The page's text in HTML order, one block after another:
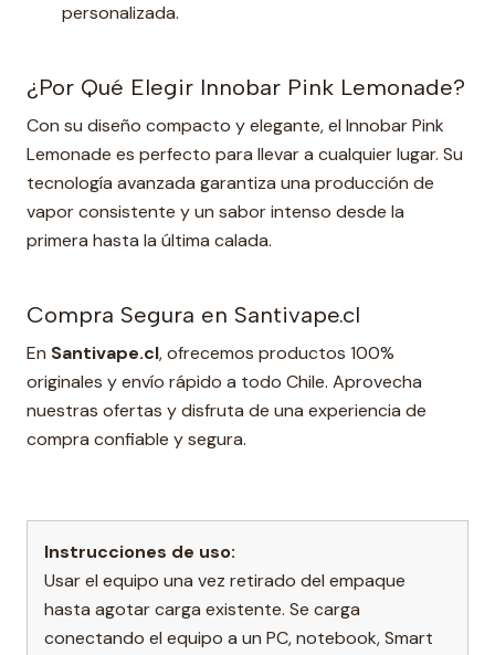
personalizada.
¿Por Qué Elegir Innobar Pink Lemonade?
Con su diseño compacto y elegante, el Innobar Pink
Lemonade es perfecto para llevar a cualquier lugar. Su
tecnología avanzada garantiza una producción de
vapor consistente y un sabor intenso desde la
primera hasta la última calada.
Compra Segura en Santivape.cl
En Santivape.cl, ofrecemos productos 100%
originales y envío rápido a todo Chile. Aprovecha
nuestras ofertas y disfruta de una experiencia de
compra confiable y segura.
Instrucciones de uso:
Usar el equipo una vez retirado del empaque
hasta agotar carga existente. Se carga
conectando el equipo a un PC, notebook, Smart